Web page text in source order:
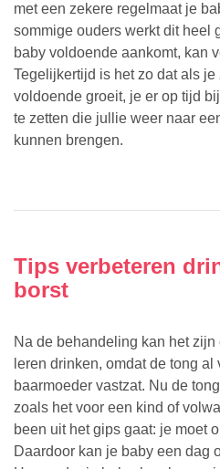
met een zekere regelmaat je
sommige ouders werkt dit heel
baby voldoende aankomt, kan
Tegelijkertijd is het zo dat als
voldoende groeit, je er op tijd
te zetten die jullie weer naar
kunnen brengen.
Tips verbeteren
borst
Na de behandeling kan het
leren drinken, omdat de tong
baarmoeder vastzat. Nu de
zoals het voor een kind of
been uit het gips gaat: je moet
Daardoor kan je baby een dag